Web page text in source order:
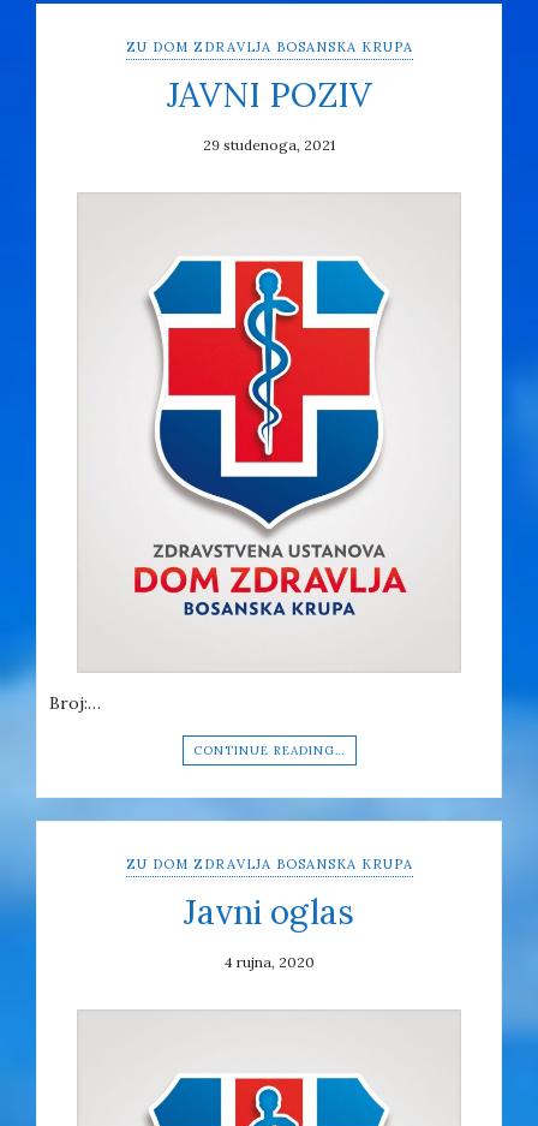
ZU DOM ZDRAVLJA BOSANSKA KRUPA
JAVNI POZIV
29 studenoga, 2021
Broj:…
CONTINUE READING…
ZU DOM ZDRAVLJA BOSANSKA KRUPA
Javni oglas
4 rujna, 2020